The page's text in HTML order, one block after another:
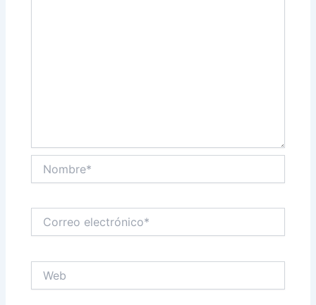
electrónico*